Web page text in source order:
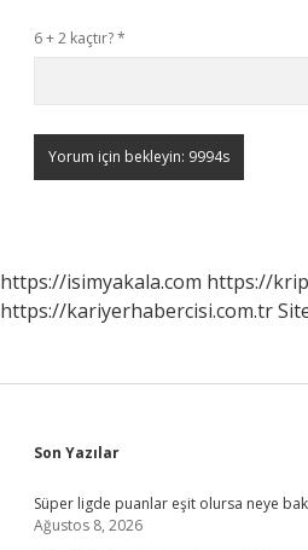
6 + 2 kaçtır?*
https://isimyakala.com https://
https://kariyerhabercisi.com.tr
Sidebar
Son Yazılar
Süper ligde puanlar eşit olursa neye
Ağustos 8, 2026